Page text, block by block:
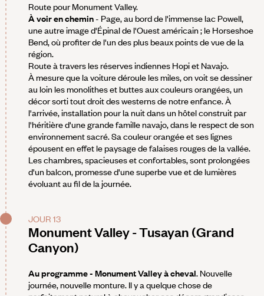
Route pour Monument Valley.
À voir en chemin- Page, au bord de l'immense lac Powell,
une autre image d'Épinal de l'Ouest américain ; le Horseshoe
Bend, où profiter de l'un des plus beaux points de vue de la
région.
Route à travers les réserves indiennes Hopi et Navajo.
À mesure que la voiture déroule les miles, on voit se dessiner
au loin les monolithes et buttes aux couleurs orangées, un
décor sorti tout droit des westerns de notre enfance. À
l'arrivée, installation pour la nuit dans un hôtel construit par
l'héritière d'une grande famille navajo, dans le respect de son
environnement sacré. Sa couleur orangée et ses lignes
épousent en effet le paysage de falaises rouges de la vallée.
Les chambres, spacieuses et confortables, sont prolongées
d'un balcon, promesse d'une superbe vue et de lumières
évoluant au fil de la journée.
JOUR 13
Monument Valley - Tusayan (Grand
Canyon)
Au programme - Monument Valley à cheval. Nouvelle
journée, nouvelle monture. Il y a quelque chose de